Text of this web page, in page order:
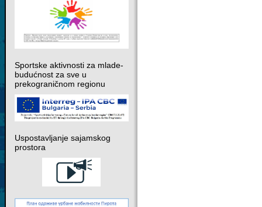
Sportske aktivnosti za mlade-
budućnost za sve u
prekograničnom regionu
Uspostavljanje sajamskog
prostora